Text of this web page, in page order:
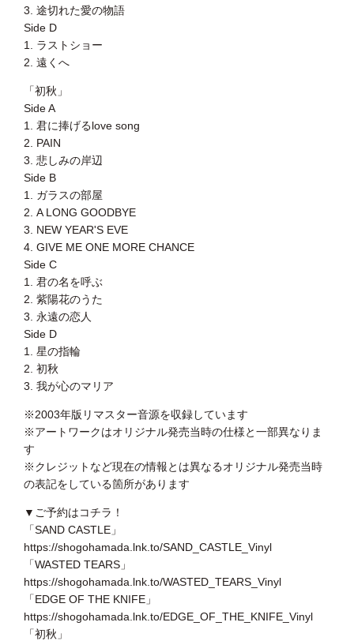
3. 途切れた愛の物語
Side D
1. ラストショー
2. 遠くへ
「初秋」
Side A
1. 君に捧げるlove song
2. PAIN
3. 悲しみの岸辺
Side B
1. ガラスの部屋
2. A LONG GOODBYE
3. NEW YEAR'S EVE
4. GIVE ME ONE MORE CHANCE
Side C
1. 君の名を呼ぶ
2. 紫陽花のうた
3. 永遠の恋人
Side D
1. 星の指輪
2. 初秋
3. 我が心のマリア
※2003年版リマスター音源を収録しています
※アートワークはオリジナル発売当時の仕様と一部異なりま
す
※クレジットなど現在の情報とは異なるオリジナル発売当時
の表記をしている箇所があります
▼ご予約はコチラ！
「SAND CASTLE」
https://shogohamada.lnk.to/SAND_CASTLE_Vinyl
「WASTED TEARS」
https://shogohamada.lnk.to/WASTED_TEARS_Vinyl
「EDGE OF THE KNIFE」
https://shogohamada.lnk.to/EDGE_OF_THE_KNIFE_Vinyl
「初秋」